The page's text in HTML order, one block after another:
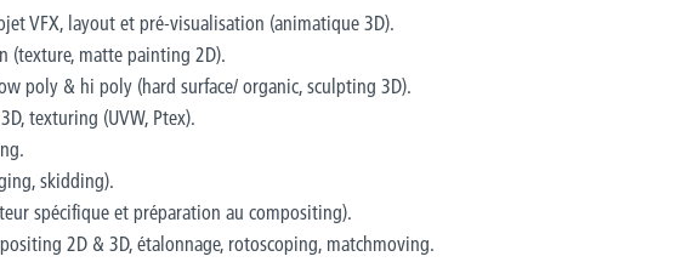
VFX, layout et pré-visualisation (animatique 3D).
(texture, matte painting 2D).
poly & hi poly (hard surface/ organic, sculpting 3D).
texturing (UVW, Ptex).
skidding).
spécifique et préparation au compositing).
2D & 3D, étalonnage, rotoscoping, matchmoving.